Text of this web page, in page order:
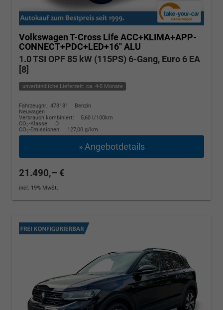
Volkswagen T-Cross Life ACC+KLIMA+APP-
CONNECT+PDC+LED+16'' ALU
1.0 TSI OPF 85 kW (115PS) 6-Gang, Euro 6 EA
[8]
unverbindliche Lieferzeit: ca. 4-5 Monate
Fahrzeugnr.: 478181
Benzin
Neuwagen
Verbrauch kombiniert:
5,60 l/100km
CO2-Klasse:
D
CO2-Emissionen: 127,00 g/km
» Angebotdetails
21.490,– €
incl. 19% MwSt.